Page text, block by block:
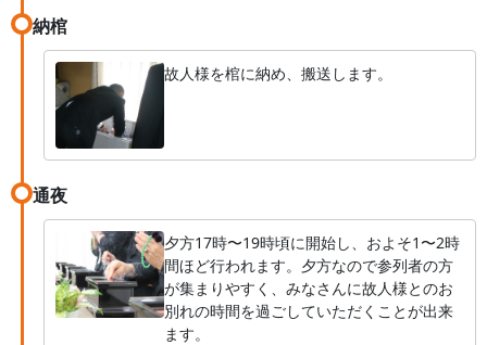
納棺
故人様を棺に納め、搬送します。
通夜
夕方17時〜19時頃に開始し、およそ1〜2時
間ほど行われます。夕方なので参列者の方
が集まりやすく、みなさんに故人様とのお
別れの時間を過ごしていただくことが出来
ます。